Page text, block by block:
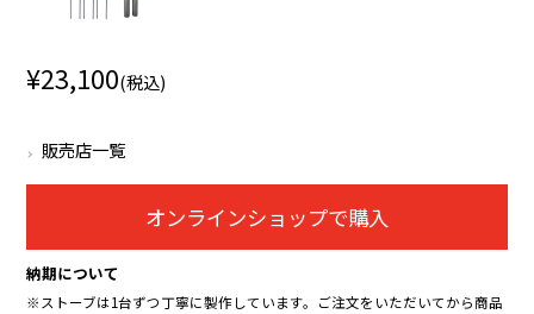
¥23,100(税込)
販売店一覧
オンラインショップで購入
納期について
※ストーブは1台ずつ丁寧に製作しています。ご注文をいただいてから商品